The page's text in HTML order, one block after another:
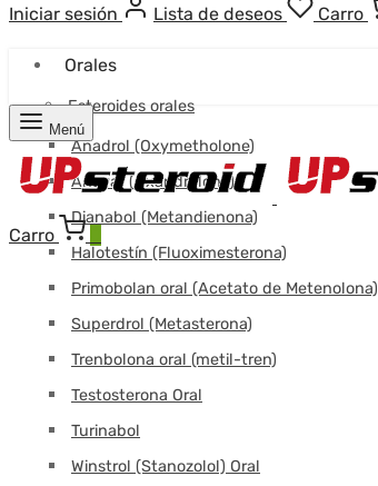
Iniciar sesión Lista de deseos Carro
Orales
Esteroides orales
Anadrol (Oxymetholone)
Anavar (Oxandrolona)
Dianabol (Metandienona)
Halotestín (Fluoximesterona)
Primobolan oral (Acetato de Metenolona)
Superdrol (Metasterona)
Trenbolona oral (metil-tren)
Testosterona Oral
Turinabol
Winstrol (Stanozolol) Oral
Menú
Carro